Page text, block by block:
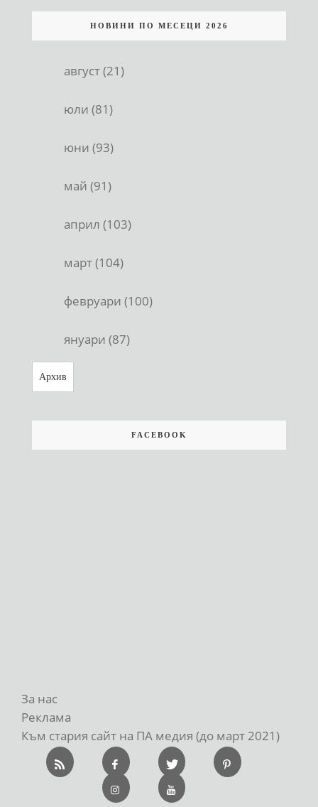
НОВИНИ ПО МЕСЕЦИ 2026
август (21)
юли (81)
юни (93)
май (91)
април (103)
март (104)
февруари (100)
януари (87)
Архив
FACEBOOK
За нас
Реклама
Към стария сайт на ПА медия (до март 2021)